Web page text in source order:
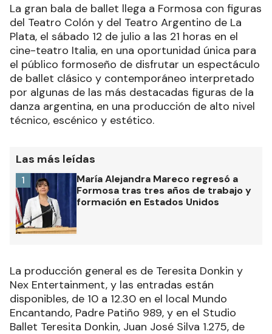
La gran bala de ballet llega a Formosa con figuras
del Teatro Colón y del Teatro Argentino de La
Plata, el sábado 12 de julio a las 21 horas en el
cine-teatro Italia, en una oportunidad única para
el público formoseño de disfrutar un espectáculo
de ballet clásico y contemporáneo interpretado
por algunas de las más destacadas figuras de la
danza argentina, en una producción de alto nivel
técnico, escénico y estético.
Las más leídas
María Alejandra Mareco regresó a
Formosa tras tres años de trabajo y
formación en Estados Unidos
1
La producción general es de Teresita Donkin y
Nex Entertainment, y las entradas están
disponibles, de 10 a 12.30 en el local Mundo
Encantando, Padre Patiño 989, y en el Studio
Ballet Teresita Donkin, Juan José Silva 1.275, de